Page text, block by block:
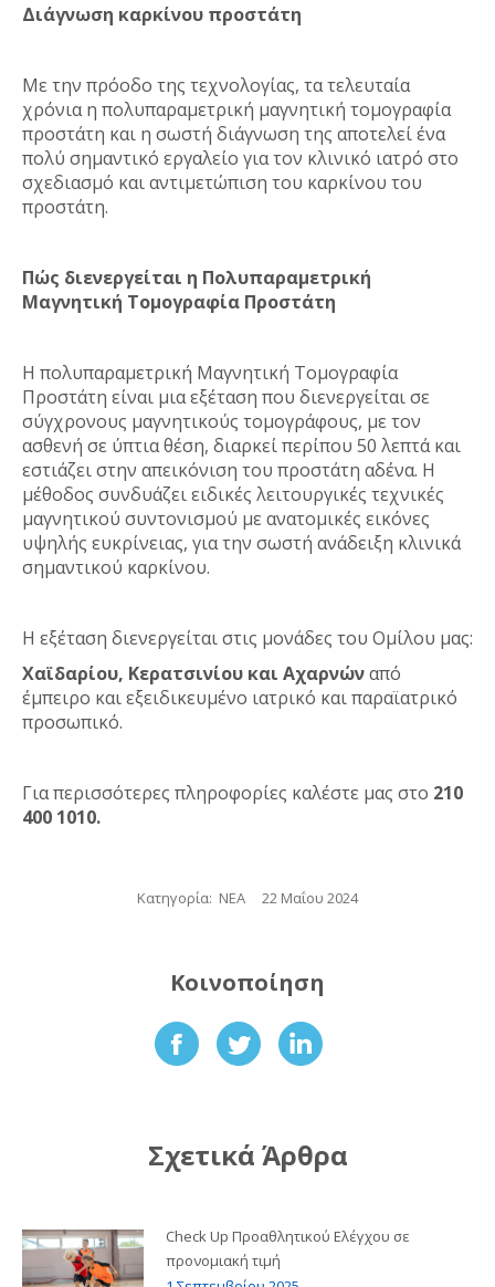
Διάγνωση καρκίνου προστάτη
Με την πρόοδο της τεχνολογίας, τα τελευταία
χρόνια η πολυπαραμετρική μαγνητική τομογραφία
προστάτη και η σωστή διάγνωση της αποτελεί ένα
πολύ σημαντικό εργαλείο για τον κλινικό ιατρό στο
σχεδιασμό και αντιμετώπιση του καρκίνου του
προστάτη.
Πώς διενεργείται η Πολυπαραμετρική
Μαγνητική Τομογραφία Προστάτη
Η πολυπαραμετρική Μαγνητική Τομογραφία
Προστάτη είναι μια εξέταση που διενεργείται σε
σύγχρονους μαγνητικούς τομογράφους, με τον
ασθενή σε ύπτια θέση, διαρκεί περίπου 50 λεπτά και
εστιάζει στην απεικόνιση του προστάτη αδένα. Η
μέθοδος συνδυάζει ειδικές λειτουργικές τεχνικές
μαγνητικού συντονισμού με ανατομικές εικόνες
υψηλής ευκρίνειας, για την σωστή ανάδειξη κλινικά
σημαντικού καρκίνου.
H εξέταση διενεργείται στις μονάδες του Ομίλου μας:
Χαϊδαρίου, Κερατσινίου και Αχαρνώναπό
έμπειρο και εξειδικευμένο ιατρικό και παραϊατρικό
προσωπικό.
Για περισσότερες πληροφορίες καλέστε μας στο 210
400 1010.
Κατηγορία: ΝΕΑ 22 Μαΐου 2024
Κοινοποίηση
ShareShareShare
Σχετικά Άρθρα
Check Up Προαθλητικού Ελέγχου σε
προνομιακή τιμή